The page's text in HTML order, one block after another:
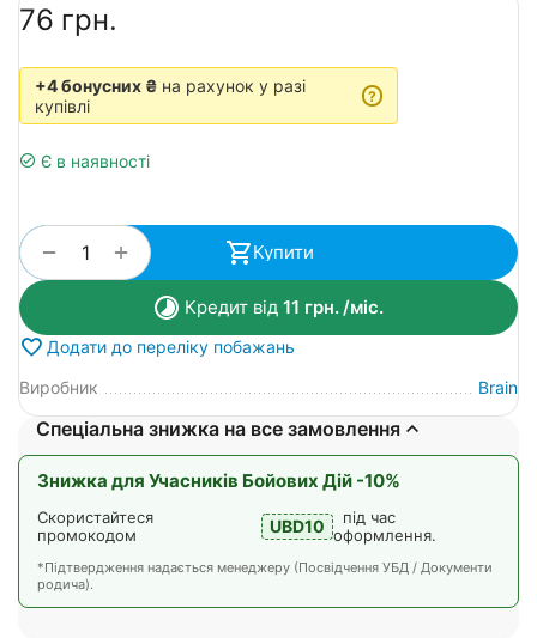
‍76‍ грн.
+4 бонусних ₴ на рахунок у разі
купівлі
?
Є в наявності
+
− Купити
Кредит від 11 грн./міс.
Додати до переліку побажань
Виробник
Brain
Спеціальна знижка на все замовлення
Знижка для Учасників Бойових Дій -10%
Скористайтеся
промокодом
UBD10
під час
оформлення.
*Підтвердження надається менеджеру (Посвідчення УБД / Документи
родича).